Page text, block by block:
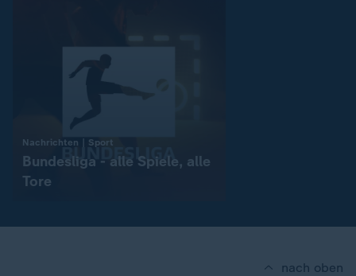
Nachrichten | Sport
Bundesliga - alle Spiele, alle
Tore
nach oben